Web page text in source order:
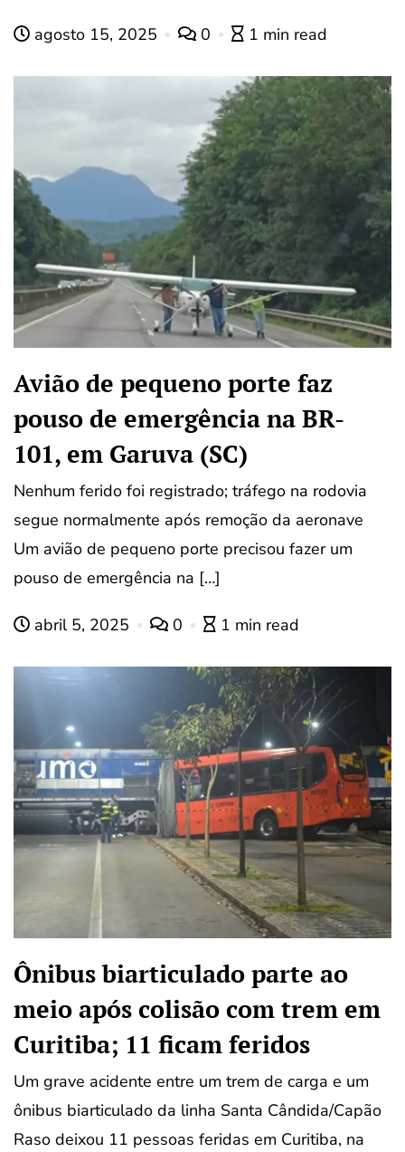
agosto 15, 2025 0 1 min read
Avião de pequeno porte faz
pouso de emergência na BR-
101, em Garuva (SC)
Nenhum ferido foi registrado; tráfego na rodovia
segue normalmente após remoção da aeronave
Um avião de pequeno porte precisou fazer um
pouso de emergência na […]
abril 5, 2025 0 1 min read
Ônibus biarticulado parte ao
meio após colisão com trem em
Curitiba; 11 ficam feridos
Um grave acidente entre um trem de carga e um
ônibus biarticulado da linha Santa Cândida/Capão
Raso deixou 11 pessoas feridas em Curitiba, na